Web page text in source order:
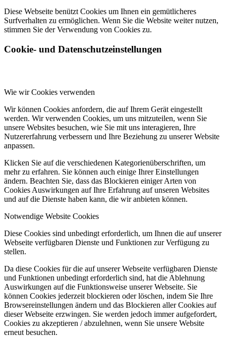
Diese Webseite benützt Cookies um Ihnen ein gemütlicheres
Surfverhalten zu ermöglichen. Wenn Sie die Website weiter nutzen,
stimmen Sie der Verwendung von Cookies zu.
Cookie- und Datenschutzeinstellungen
Wie wir Cookies verwenden
Wir können Cookies anfordern, die auf Ihrem Gerät eingestellt
werden. Wir verwenden Cookies, um uns mitzuteilen, wenn Sie
unsere Websites besuchen, wie Sie mit uns interagieren, Ihre
Nutzererfahrung verbessern und Ihre Beziehung zu unserer Website
anpassen.
Klicken Sie auf die verschiedenen Kategorienüberschriften, um
mehr zu erfahren. Sie können auch einige Ihrer Einstellungen
ändern. Beachten Sie, dass das Blockieren einiger Arten von
Cookies Auswirkungen auf Ihre Erfahrung auf unseren Websites
und auf die Dienste haben kann, die wir anbieten können.
Notwendige Website Cookies
Diese Cookies sind unbedingt erforderlich, um Ihnen die auf unserer
Webseite verfügbaren Dienste und Funktionen zur Verfügung zu
stellen.
Da diese Cookies für die auf unserer Webseite verfügbaren Dienste
und Funktionen unbedingt erforderlich sind, hat die Ablehnung
Auswirkungen auf die Funktionsweise unserer Webseite. Sie
können Cookies jederzeit blockieren oder löschen, indem Sie Ihre
Browsereinstellungen ändern und das Blockieren aller Cookies auf
dieser Webseite erzwingen. Sie werden jedoch immer aufgefordert,
Cookies zu akzeptieren / abzulehnen, wenn Sie unsere Website
erneut besuchen.